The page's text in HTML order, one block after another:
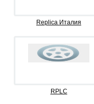
Replica Италия
RPLC